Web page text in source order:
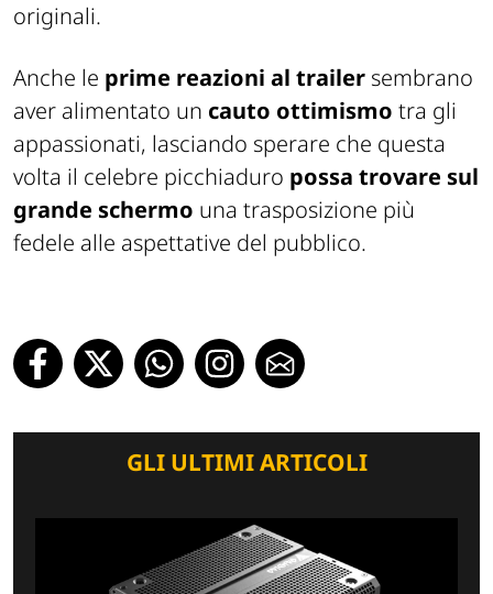
originali.
Anche le prime reazioni al trailer sembrano
aver alimentato un cauto ottimismo tra gli
appassionati, lasciando sperare che questa
volta il celebre picchiaduro possa trovare sul
grande schermo una trasposizione più
fedele alle aspettative del pubblico.
GLI ULTIMI ARTICOLI